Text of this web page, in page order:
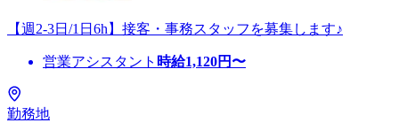
【週2-3日/1日6h】接客・事務スタッフを募集します♪
営業アシスタント 時給1,120円〜
勤務地